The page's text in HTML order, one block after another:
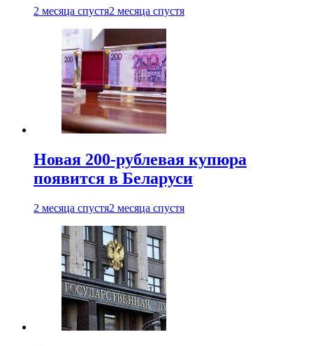
2 месяца спустя2 месяца спустя
Новая 200-рублевая купюра
появится в Беларуси
2 месяца спустя2 месяца спустя